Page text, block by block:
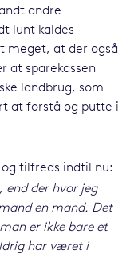
andre
lunt kaldes
meget, at der også
at sparekassen
landbrug, som
at forstå og putte i
og tilfreds indtil nu:
end der hvor jeg
en mand. Det
er ikke bare et
har været i